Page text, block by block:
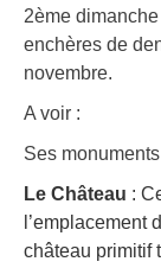
2ème
enchères de
novembre.
A voir :
Ses monuments
Le Château :
l’emplacement
château primitif